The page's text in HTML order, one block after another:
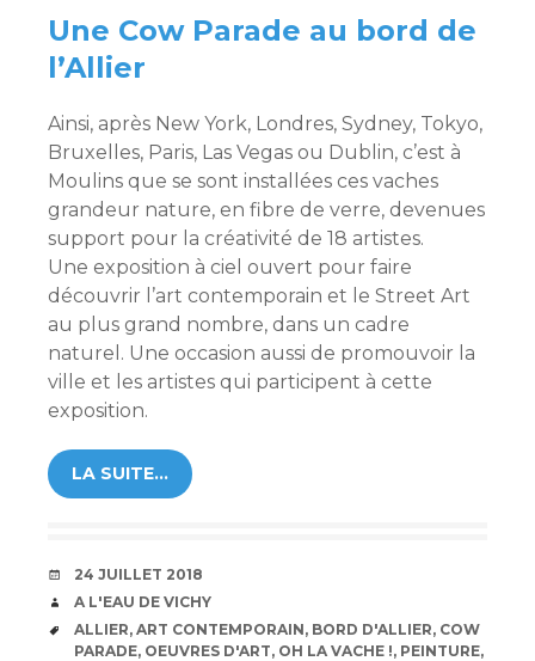
Une Cow Parade au bord de
l’Allier
Ainsi, après New York, Londres, Sydney, Tokyo,
Bruxelles, Paris, Las Vegas ou Dublin, c’est à
Moulins que se sont installées ces vaches
grandeur nature, en fibre de verre, devenues
support pour la créativité de 18 artistes.
Une exposition à ciel ouvert pour faire
découvrir l’art contemporain et le Street Art
au plus grand nombre, dans un cadre
naturel. Une occasion aussi de promouvoir la
ville et les artistes qui participent à cette
exposition.
LA SUITE…
DATE
24 JUILLET 2018
AUTEUR
A L'EAU DE VICHY
ÉTIQUETTES
ALLIER, ART CONTEMPORAIN, BORD D'ALLIER, COW
PARADE, OEUVRES D'ART, OH LA VACHE !, PEINTURE,